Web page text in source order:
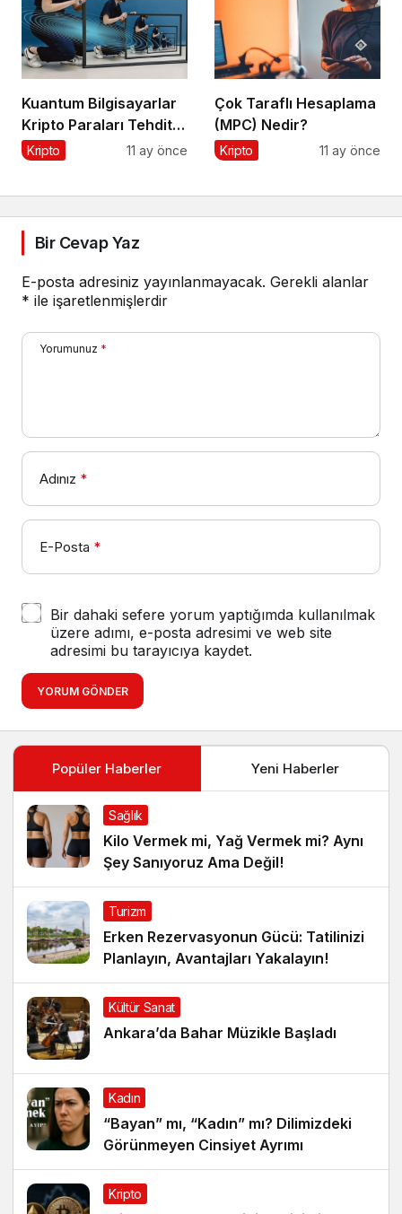
Kuantum Bilgisayarlar
Kripto Paraları Tehdit
Eder mi?
Kripto 11 ay önce
Çok Taraflı Hesaplama
(MPC) Nedir?
Kripto 11 ay önce
Bir Cevap Yaz
E-posta adresiniz yayınlanmayacak. Gerekli alanlar
* ile işaretlenmişlerdir
Yorumunuz *
Adınız *
E-Posta *
Bir dahaki sefere yorum yaptığımda kullanılmak
üzere adımı, e-posta adresimi ve web site
adresimi bu tarayıcıya kaydet.
YORUM GÖNDER
Popüler Haberler Yeni Haberler
Sağlık
Kilo Vermek mi, Yağ Vermek mi? Aynı
Şey Sanıyoruz Ama Değil!
Turizm
Erken Rezervasyonun Gücü: Tatilinizi
Planlayın, Avantajları Yakalayın!
Kültür Sanat
Ankara’da Bahar Müzikle Başladı
Kadın
“Bayan” mı, “Kadın” mı? Dilimizdeki
Görünmeyen Cinsiyet Ayrımı
Kripto